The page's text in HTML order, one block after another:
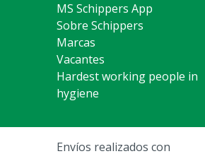
MS Schippers App
Sobre Schippers
Marcas
Vacantes
Hardest working people in
hygiene
Envíos realizados con